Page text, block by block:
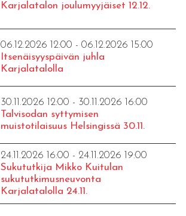
Karjalatalon joulumyyjäiset 12.12.
06.12.2026 12:00 - 06.12.2026 15:00
Itsenäisyyspäivän juhla
Karjalatalolla
30.11.2026 12:00 - 30.11.2026 16:00
Talvisodan syttymisen
muistotilaisuus Helsingissä 30.11.
24.11.2026 16:00 - 24.11.2026 19:00
Sukututkija Mikko Kuitulan
sukututkimusneuvonta
Karjalatalolla 24.11.